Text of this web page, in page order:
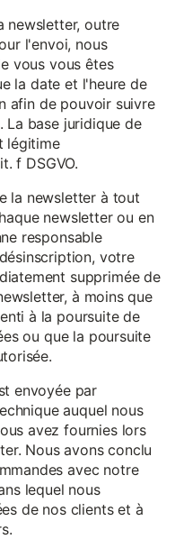
newsletter, outre
l'envoi, nous
vous vous êtes
la date et l'heure de
afin de pouvoir suivre
La base juridique de
légitime
f DSGVO.
la newsletter à tout
newsletter ou en
responsable
votre
supprimée de
à moins que
à la poursuite de
ou que la poursuite
envoyée par
auquel nous
avez fournies lors
Nous avons conclu
avec notre
lequel nous
de nos clients et à